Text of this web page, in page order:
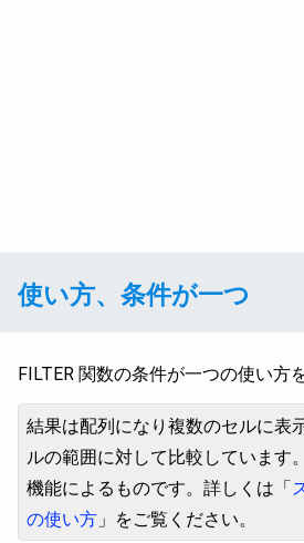
使い方、条件が一つ
FILTER 関数の条件が一つの使い方
結果は配列になり複数のセルに表
ルの範囲に対して比較しています
機能によるものです。詳しくは「
の使い方 」をご覧ください。